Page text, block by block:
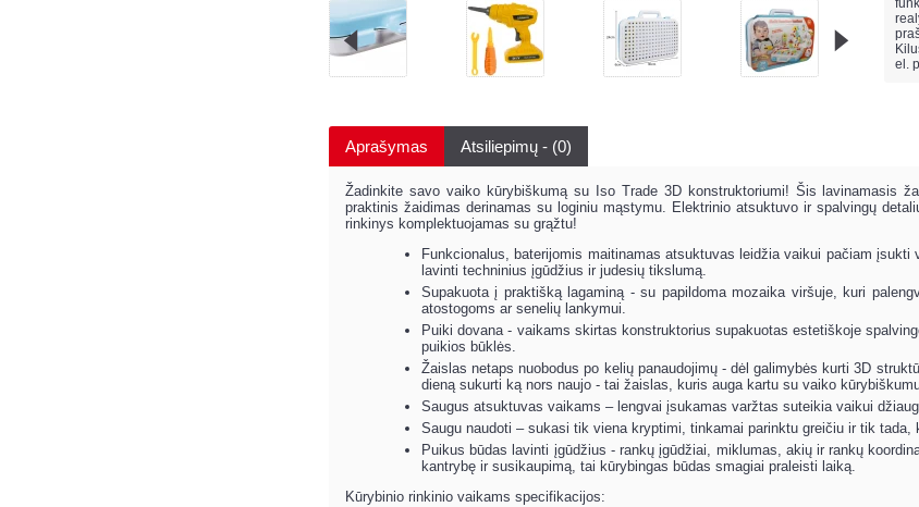
el.
Aprašymas Atsiliepimų - (0)
Žadinkite savo vaiko kūrybiškumą su Iso Trade 3D konstruktoriumi! Šis lavinamasis
praktinis žaidimas derinamas su loginiu mąstymu. Elektrinio atsuktuvo ir spalvingų
rinkinys komplektuojamas su grąžtu!
Funkcionalus, baterijomis maitinamas atsuktuvas leidžia vaikui pačiam
lavinti techninius įgūdžius ir judesių tikslumą.
Supakuota į praktišką lagaminą - su papildoma mozaika viršuje, kuri
atostogoms ar senelių lankymui.
Puiki dovana - vaikams skirtas konstruktorius supakuotas estetiškoje
puikios būklės.
Žaislas netaps nuobodus po kelių panaudojimų - dėl galimybės kurti 3D
dieną sukurti ką nors naujo - tai žaislas, kuris auga kartu su vaiko
Saugus atsuktuvas vaikams – lengvai įsukamas varžtas suteikia vaikui
Saugu naudoti – sukasi tik viena kryptimi, tinkamai parinktu greičiu ir tik
Puikus būdas lavinti įgūdžius - rankų įgūdžiai, miklumas, akių ir rankų
kantrybę ir susikaupimą, tai kūrybingas būdas smagiai praleisti laiką.
Kūrybinio rinkinio vaikams specifikacijos: